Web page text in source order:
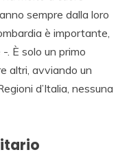
sempre dalla loro
è importante,
. È solo un primo
altri, avviando un
d’Italia, nessuna